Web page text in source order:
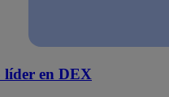
líder en DEX